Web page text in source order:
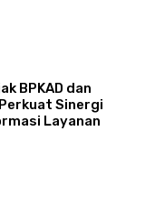
BPKAD dan
Sinergi
Layanan